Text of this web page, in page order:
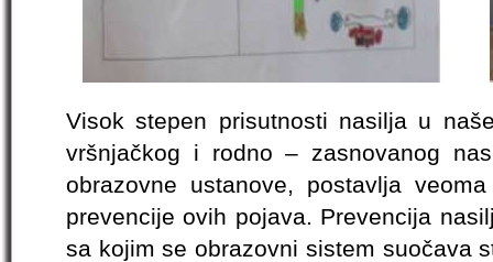
Visok stepen prisutnosti nasilja u
vršnjačkog i rodno – zasnovanog
obrazovne ustanove, postavlja
prevencije ovih pojava. Prevencija
sa kojim se obrazovni sistem suočava